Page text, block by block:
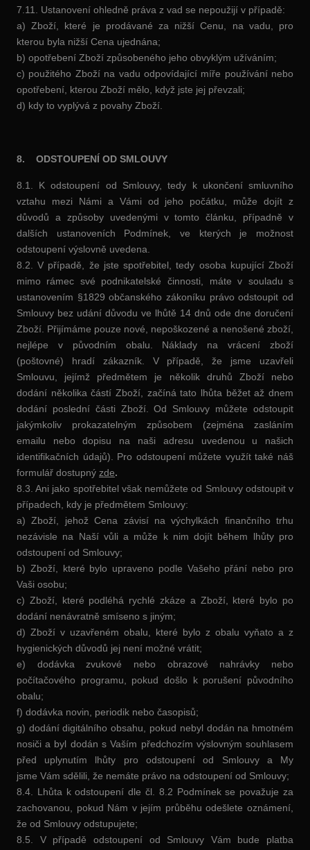
7.11. Ustanovení ohledně práva z vad se nepoužijí v případě:
a) Zboží, které je prodávané za nižší Cenu, na vadu, pro
kterou byla nižší Cena ujednána;
b) opotřebení Zboží způsobeného jeho obvyklým užíváním;
c) použitého Zboží na vadu odpovídající míře používání nebo
opotřebení, kterou Zboží mělo, když jste jej převzali;
d) kdy to vyplývá z povahy Zboží.
8. ODSTOUPENÍ OD SMLOUVY
8.1. K odstoupení od Smlouvy, tedy k ukončení smluvního
vztahu mezi Námi a Vámi od jeho počátku, může dojít z
důvodů a způsoby uvedenými v tomto článku, případně v
dalších ustanoveních Podmínek, ve kterých je možnost
odstoupení výslovně uvedena.
8.2. V případě, že jste spotřebitel, tedy osoba kupující Zboží
mimo rámec své podnikatelské činnosti, máte v souladu s
ustanovením §1829 občanského zákoníku právo odstoupit od
Smlouvy bez udání důvodu ve lhůtě 14 dnů ode dne doručení
Zboží. Přijímáme pouze nové, nepoškozené a nenošené zboží,
nejlépe v původním obalu. Náklady na vrácení zboží
(poštovné) hradí zákazník. V případě, že jsme uzavřeli
Smlouvu, jejímž předmětem je několik druhů Zboží nebo
dodání několika částí Zboží, začíná tato lhůta běžet až dnem
dodání poslední části Zboží. Od Smlouvy můžete odstoupit
jakýmkoliv prokazatelným způsobem (zejména zasláním
emailu nebo dopisu na naši adresu uvedenou u našich
identifikačních údajů). Pro odstoupení můžete využít také náš
formulář dostupný zde.
8.3. Ani jako spotřebitel však nemůžete od Smlouvy odstoupit v
případech, kdy je předmětem Smlouvy:
a) Zboží, jehož Cena závisí na výchylkách finančního trhu
nezávisle na Naší vůli a může k nim dojít během lhůty pro
odstoupení od Smlouvy;
b) Zboží, které bylo upraveno podle Vašeho přání nebo pro
Vaši osobu;
c) Zboží, které podléhá rychlé zkáze a Zboží, které bylo po
dodání nenávratně smíseno s jiným;
d) Zboží v uzavřeném obalu, které bylo z obalu vyňato a z
hygienických důvodů jej není možné vrátit;
e) dodávka zvukové nebo obrazové nahrávky nebo
počítačového programu, pokud došlo k porušení původního
obalu;
f) dodávka novin, periodik nebo časopisů;
g) dodání digitálního obsahu, pokud nebyl dodán na hmotném
nosiči a byl dodán s Vaším předchozím výslovným souhlasem
před uplynutím lhůty pro odstoupení od Smlouvy a My
jsme Vám sdělili, že nemáte právo na odstoupení od Smlouvy;
8.4. Lhůta k odstoupení dle čl. 8.2 Podmínek se považuje za
zachovanou, pokud Nám v jejím průběhu odešlete oznámení,
že od Smlouvy odstupujete;
8.5. V případě odstoupení od Smlouvy Vám bude platba